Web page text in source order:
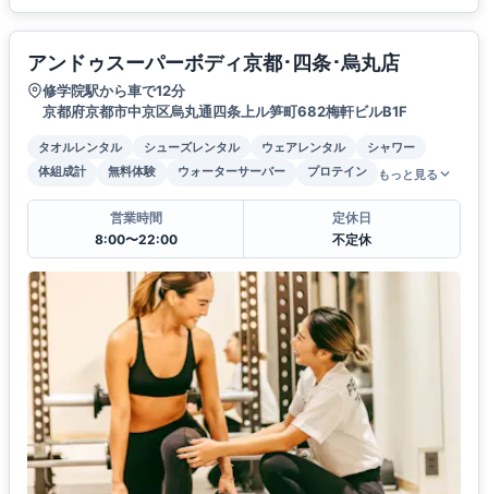
アンドゥスーパーボディ京都･四条･烏丸店
修学院駅から車で12分
京都府京都市中京区烏丸通四条上ル笋町682梅軒ビルB1F
タオルレンタル シューズレンタル ウェアレンタル
シャワー
体組成計
無料体験 ウォーターサーバー プロテイン もっと見る
営業時間
8:00〜22:00
定休日
不定休